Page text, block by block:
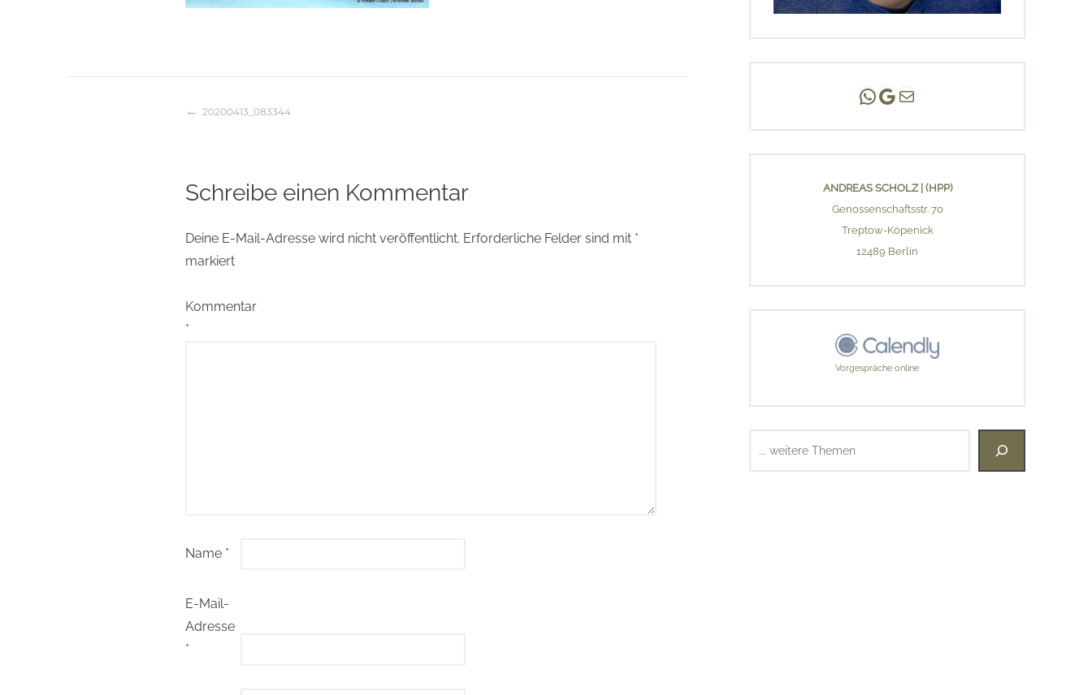
Beitragsnavigation
20200413_083344
Schreibe einen Kommentar
Deine E-Mail-Adresse wird nicht veröffentlicht. Erforderliche Felder sind mit *
markiert
Kommentar
*
Name *
E-Mail-
Adresse
*
Andreas Scholz | (HPP)
Praxis Adlershof
E-Mail an mich ...
ANDREAS SCHOLZ | (HPP)
Genossenschaftsstr. 70
Treptow-Köpenick
12489 Berlin
Vorgespräche online